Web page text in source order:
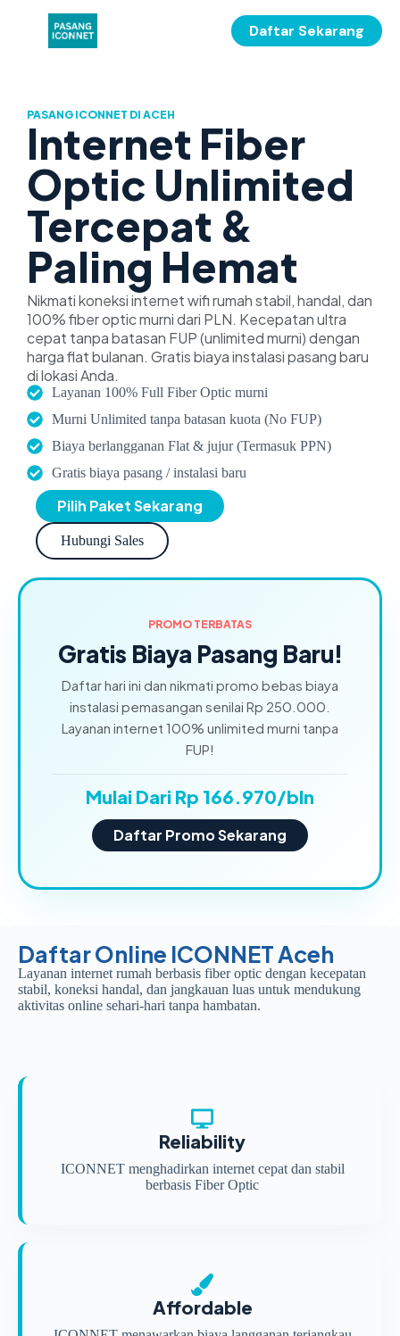
Daftar Sekarang
PASANG ICONNET DI ACEH
Internet Fiber
Optic Unlimited
Tercepat &
Paling Hemat
Nikmati koneksi internet wifi rumah stabil, handal, dan
100% fiber optic murni dari PLN. Kecepatan ultra
cepat tanpa batasan FUP (unlimited murni) dengan
harga flat bulanan. Gratis biaya instalasi pasang baru
di lokasi Anda.
Layanan 100% Full Fiber Optic murni
Murni Unlimited tanpa batasan kuota (No FUP)
Biaya berlangganan Flat & jujur (Termasuk PPN)
Gratis biaya pasang / instalasi baru
Pilih Paket Sekarang
Hubungi Sales
PROMO TERBATAS
Gratis Biaya Pasang Baru!
Daftar hari ini dan nikmati promo bebas biaya
instalasi pemasangan senilai Rp 250.000.
Layanan internet 100% unlimited murni tanpa
FUP!
Mulai Dari Rp 166.970/bln
Daftar Promo Sekarang
Daftar Online ICONNET Aceh
Layanan internet rumah berbasis fiber optic dengan kecepatan
stabil, koneksi handal, dan jangkauan luas untuk mendukung
aktivitas online sehari-hari tanpa hambatan.
Reliability
ICONNET menghadirkan internet cepat dan stabil
berbasis Fiber Optic
Affordable